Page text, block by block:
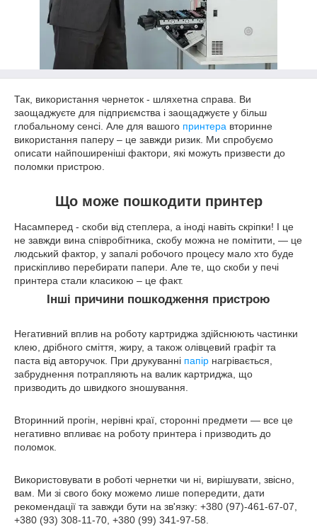
Так, використання чернеток - шляхетна справа. Ви
заощаджуєте для підприємства і заощаджуєте у більш
глобальному сенсі. Але для вашого принтера вторинне
використання паперу – це завжди ризик. Ми спробуємо
описати найпоширеніші фактори, які можуть призвести до
поломки пристрою.
Що може пошкодити принтер
Насамперед - скоби від степлера, а іноді навіть скріпки! І це
не завжди вина співробітника, скобу можна не помітити, — це
людський фактор, у запалі робочого процесу мало хто буде
прискіпливо перебирати папери. Але те, що скоби у печі
принтера стали класикою – це факт.
Інші причини пошкодження пристрою
Негативний вплив на роботу картриджа здійснюють частинки
клею, дрібного сміття, жиру, а також олівцевий графіт та
паста від авторучок. При друкуванні папір нагрівається,
забруднення потрапляють на валик картриджа, що
призводить до швидкого зношування.
Вторинний прогін, нерівні краї, сторонні предмети — все це
негативно впливає на роботу принтера і призводить до
поломок.
Використовувати в роботі чернетки чи ні, вирішувати, звісно, ​​
вам. Ми зі свого боку можемо лише попередити, дати
рекомендації та завжди бути на зв'язку: +380 (97)-461-67-07,
+380 (93) 308-11-70, +380 (99) 341-97-58.